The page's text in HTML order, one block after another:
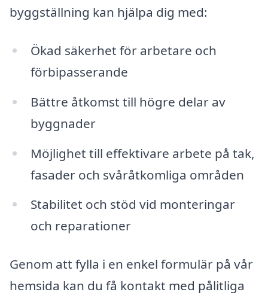
byggställning kan hjälpa dig med:
Ökad säkerhet för arbetare och
förbipasserande
Bättre åtkomst till högre delar av
byggnader
Möjlighet till effektivare arbete på tak,
fasader och svåråtkomliga områden
Stabilitet och stöd vid monteringar
och reparationer
Genom att fylla i en enkel formulär på vår
hemsida kan du få kontakt med pålitliga